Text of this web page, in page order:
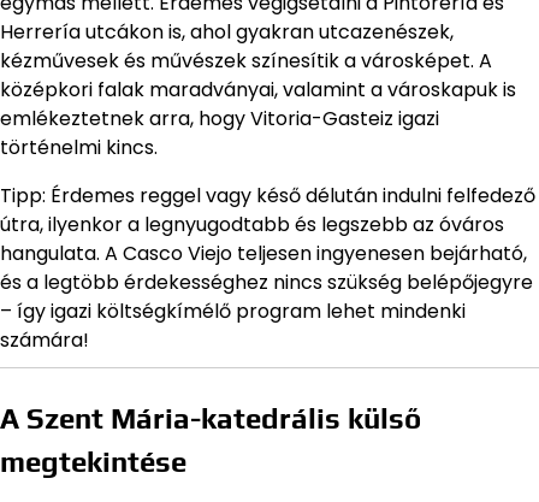
Herrería utcákon is, ahol gyakran utcazenészek,
kézművesek és művészek színesítik a városképet. A
középkori falak maradványai, valamint a városkapuk is
emlékeztetnek arra, hogy Vitoria-Gasteiz igazi
történelmi kincs.
Tipp: Érdemes reggel vagy késő délután indulni felfedező
útra, ilyenkor a legnyugodtabb és legszebb az óváros
hangulata. A Casco Viejo teljesen ingyenesen bejárható,
és a legtöbb érdekességhez nincs szükség belépőjegyre
– így igazi költségkímélő program lehet mindenki
számára!
A Szent Mária-katedrális külső
megtekintése